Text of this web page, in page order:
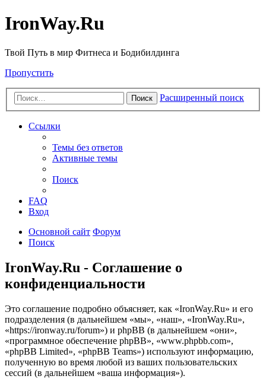
IronWay.Ru
Твой Путь в мир Фитнеса и Бодибилдинга
Пропустить
Поиск Расширенный поиск
Ссылки
Темы без ответов
Активные темы
Поиск
FAQ
Вход
Основной сайт Форум
Поиск
IronWay.Ru - Соглашение о
конфиденциальности
Это соглашение подробно объясняет, как «IronWay.Ru» и его
подразделения (в дальнейшем «мы», «наш», «IronWay.Ru»,
«https://ironway.ru/forum») и phpBB (в дальнейшем «они»,
«программное обеспечение phpBB», «www.phpbb.com»,
«phpBB Limited», «phpBB Teams») используют информацию,
полученную во время любой из ваших пользовательских
сессий (в дальнейшем «ваша информация»).